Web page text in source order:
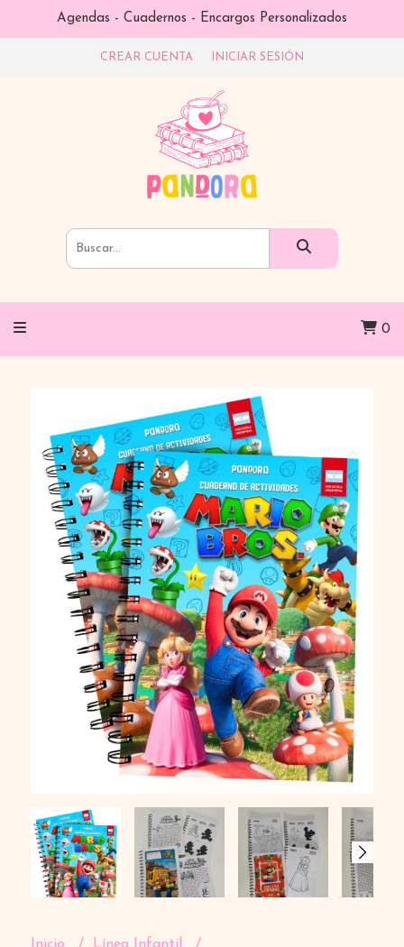
Agendas - Cuadernos - Encargos Personalizados
CREAR CUENTA INICIAR SESIÓN
0